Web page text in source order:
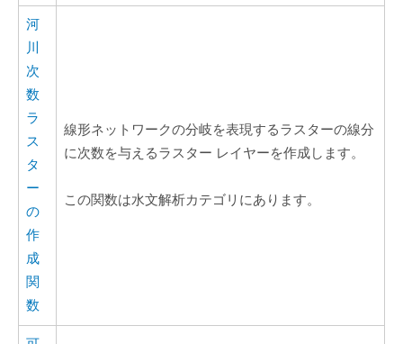
河
川
次
数
ラ
ス
タ
ー
の
作
成
関
数
線形ネットワークの分岐を表現するラスターの線分
に次数を与えるラスター レイヤーを作成します。
この関数は水文解析カテゴリにあります。